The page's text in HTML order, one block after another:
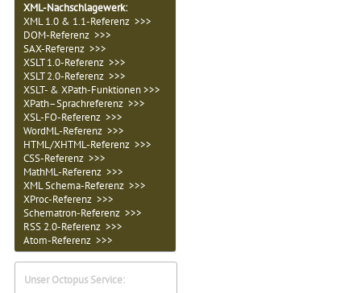
XML-Nachschlagewerk:
XML 1.0 & 1.1-Referenz >>>
DOM-Referenz >>>
SAX-Referenz >>>
XSLT 1.0-Referenz >>>
XSLT 2.0-Referenz >>>
XSLT- & XPath-Funktionen >>>
XPath–Sprachreferenz >>>
XSL-FO-Referenz >>>
WordML-Referenz >>>
HTML/XHTML-Referenz >>>
CSS-Referenz >>>
MathML-Referenz >>>
XML Schema-Referenz >>>
XProc-Referenz >>>
Schematron-Referenz >>>
RSS 2.0-Referenz >>>
Atom-Referenz >>>
Unser Octopus Service: